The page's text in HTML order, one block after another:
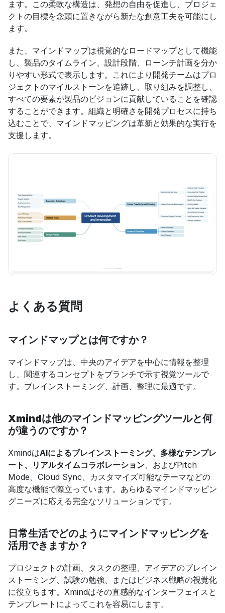
ます。この柔軟な構造は、発想の自由を促進し、プロジェ
クトの目標を念頭に置きながら新たな創意工夫を可能にし
ます。
また、マインドマップは視覚的なロードマップとして機能
し、製品のタイムライン、設計段階、ローンチ計画を分か
りやすい形式で表示します。これにより開発チームはプロ
ジェクトのマイルストーンを追跡し、取り組みを調整し、
すべての要素が製品のビジョンに貢献していることを確認
することができます。組織と明確さを開発プロセスに持ち
込むことで、マインドマッピングは革新と効果的な実行を
支援します。
よくある質問
マインドマップとは何ですか？
マインドマップは、中央のアイデアを中心に情報を整理
し、関連するコンセプトをブランチで示す視覚ツールで
す。ブレインストーミング、計画、整理に最適です。
Xmindは他のマインドマッピングツールと何
が違うのですか？
XmindはAIによるブレインストーミング、多様なテンプレ
ート、リアルタイムコラボレーション、およびPitch
Mode、Cloud Sync、カスタマイズ可能なテーマなどの
高度な機能で際立っています。あらゆるマインドマッピン
グニーズに応える完全なソリューションです。
日常生活でどのようにマインドマッピングを
活用できますか？
プロジェクトの計画、タスクの整理、アイデアのブレイン
ストーミング、試験の勉強、またはビジネス戦略の視覚化
に役立ちます。Xmindはその直感的なインターフェイスと
テンプレートによってこれを容易にします。